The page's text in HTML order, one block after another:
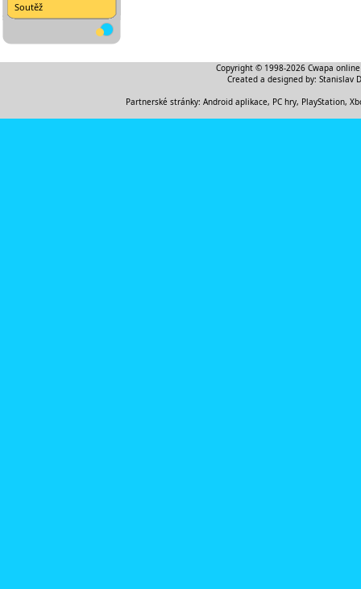
Soutěž
Copyright © 1998-2026 Cwapa
Created a designed by: Stanislav
Partnerské stránky: Android aplikace, PC hry, PlayStation,